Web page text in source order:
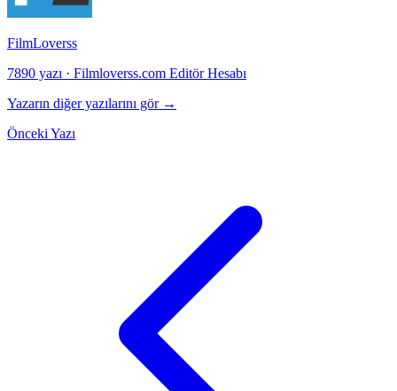
FilmLoverss
7890 yazı · Filmloverss.com Editör Hesabı
Yazarın diğer yazılarını gör →
Önceki Yazı